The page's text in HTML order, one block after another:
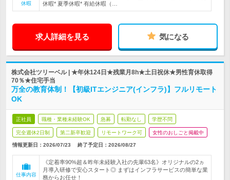
休暇
休暇* 夏季休暇* 有給休暇（…
求人詳細を見る 気になる
株式会社ツリーベル | ★年休124日★残業月8h★土日祝休★男性育休取得
70％★住宅手当
万全の教育体制！【初級ITエンジニア(インフラ)】フルリモート
OK
正社員 職種・業種未経験OK 急募 転勤なし 学歴不問
完全週休2日制 第二新卒歓迎 リモートワーク可 女性のおしごと掲載中
情報更新日：2026/07/23 終了予定日： 2026/08/27
仕事内容
《定着率90%超＆昨年未経験入社の先輩63名》オリジナルの2ヵ
月導入研修で安心スタート◎ まずはインフラサービスの簡単な業
務からお任せ！